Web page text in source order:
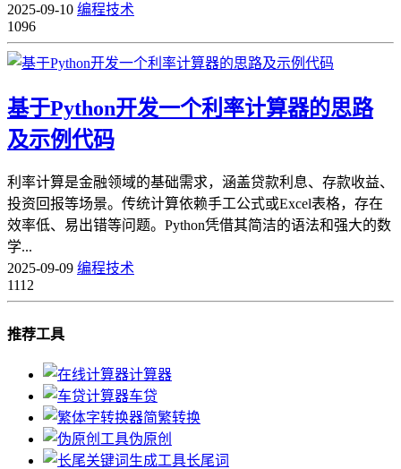
2025-09-10 编程技术
1096
基于Python开发一个利率计算器的思路
及示例代码
利率计算是金融领域的基础需求，涵盖贷款利息、存款收益、
投资回报等场景。传统计算依赖手工公式或Excel表格，存在
效率低、易出错等问题。Python凭借其简洁的语法和强大的数
学...
2025-09-09 编程技术
1112
推荐工具
计算器
车贷
简繁转换
伪原创
长尾词